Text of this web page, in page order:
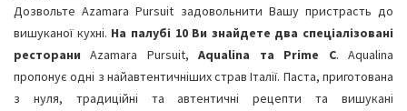
Дозвольте Azamara Pursuit задовольнити Вашу пристрасть до
вишуканої кухні. На палубі 10 Ви знайдете два спеціалізовані
ресторани Azamara Pursuit,Aqualina та Prime C. Aqualina
пропонує одні з найавтентичніших страв Італії. Паста, приготована
з нуля, традиційні та автентичні рецепти та вишукані